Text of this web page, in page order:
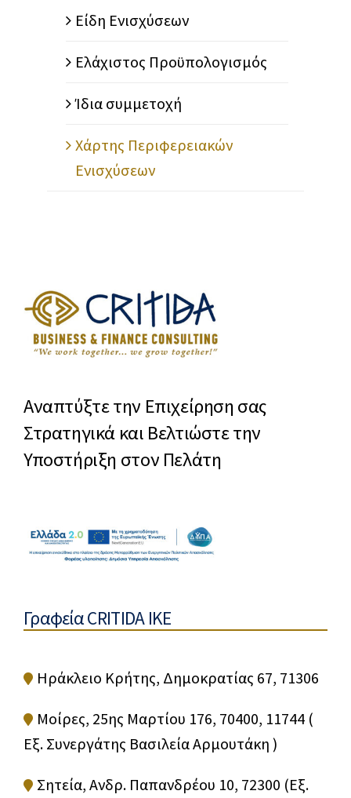
Είδη Ενισχύσεων
Ελάχιστος Προϋπολογισμός
Ίδια συμμετοχή
Χάρτης Περιφερειακών
Ενισχύσεων
Αναπτύξτε την Επιχείρηση σας
Στρατηγικά και Βελτιώστε την
Υποστήριξη στον Πελάτη
Γραφεία CRITIDA IKE
Ηράκλειο Κρήτης, Δημοκρατίας 67, 71306
Μοίρες, 25ης Μαρτίου 176, 70400, 11744 (
Εξ. Συνεργάτης Βασιλεία Αρμουτάκη )
Σητεία, Ανδρ. Παπανδρέου 10, 72300 (Εξ.